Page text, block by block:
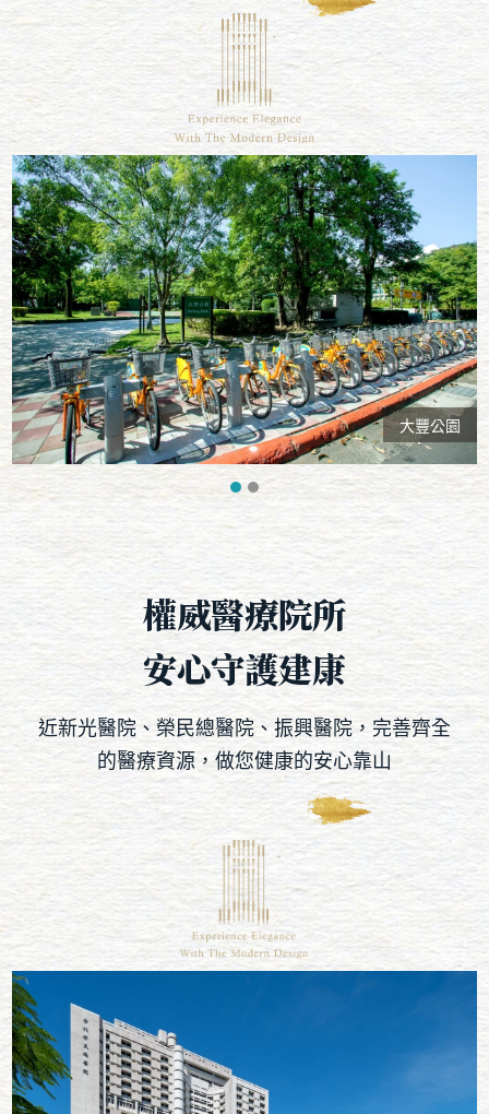
大豐公園
權威醫療院所
安心守護建康
近新光醫院、榮民總醫院、振興醫院，完善齊全
的醫療資源，做您健康的安心靠山